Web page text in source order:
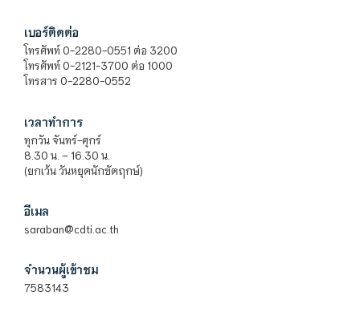
เบอร์ติดต่อ
โทรศัพท์ 0-2280-0551 ต่อ 3200
โทรศัพท์ 0-2121-3700 ต่อ 1000
โทรสาร 0-2280-0552
เวลาทำการ
ทุกวัน จันทร์-ศุกร์
8.30 น. – 16.30 น.
(ยกเว้น วันหยุดนักขัตฤกษ์)
อีเมล
saraban@cdti.ac.th
จำนวนผู้เข้าชม
7583143